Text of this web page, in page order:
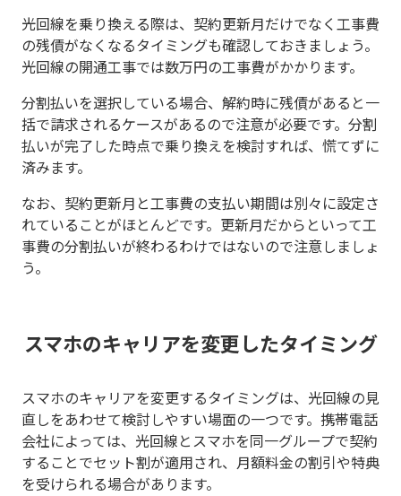
光回線を乗り換える際は、契約更新月だけでなく工事費
の残債がなくなるタイミングも確認しておきましょう。
光回線の開通工事では数万円の工事費がかかります。
分割払いを選択している場合、解約時に残債があると一
括で請求されるケースがあるので注意が必要です。分割
払いが完了した時点で乗り換えを検討すれば、慌てずに
済みます。
なお、契約更新月と工事費の支払い期間は別々に設定さ
れていることがほとんどです。更新月だからといって工
事費の分割払いが終わるわけではないので注意しましょ
う。
スマホのキャリアを変更したタイミング
スマホのキャリアを変更するタイミングは、光回線の見
直しをあわせて検討しやすい場面の一つです。携帯電話
会社によっては、光回線とスマホを同一グループで契約
することでセット割が適用され、月額料金の割引や特典
を受けられる場合があります。